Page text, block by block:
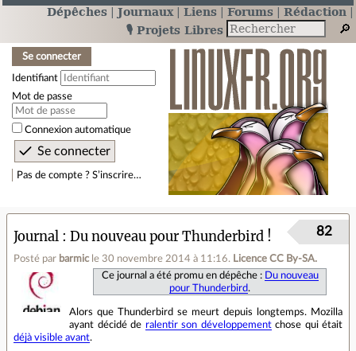
Dépêches Journaux Liens Forums
Rédaction
🎙️ Projets Libres
Se connecter
Identifiant
Mot de passe
Connexion automatique
Pas de compte ? S’inscrire…
Journal Du nouveau pour Thunderbird !
Posté par barmic le 30 novembre 2014 à 11:16. Licence CC By‑SA.
82
Ce journal a été promu en dépêche :
Du nouveau
pour Thunderbird.
Alors que Thunderbird se meurt depuis longtemps. Mozilla
ayant décidé de ralentir son développementchose qui était
déjà visible avant.